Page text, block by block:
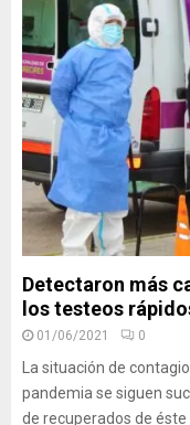
Detectaron más
los testeos
01/06/2021 0
La situación de
pandemia se siguen
de recuperados de